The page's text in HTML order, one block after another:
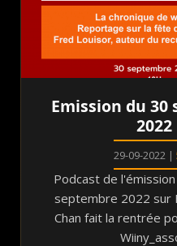
Emission du 30
2022
29-09-2022 |
Podcast de
septembre 2022 sur
Chan fait la rentrée